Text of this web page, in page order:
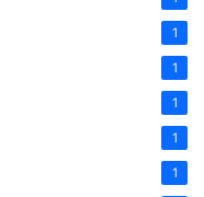
1
1
1
1
1